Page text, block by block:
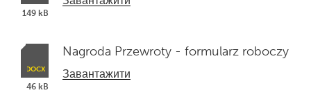
149 kBkilobajtów
kilobajtów
149kBkilobajtów
kilobajtów
46 kBkilobajtów
kilobajtów
Nagroda Przewroty - formularz roboczy
ЗавантажитиФайл